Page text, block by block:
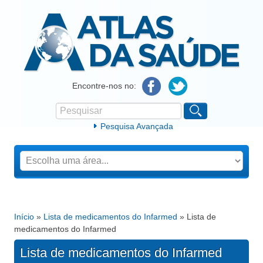
Atlas da SaúdeEncontre-nos no:
Formulário de procura
Pesquisar
Pesquisa Avançada
Está aqui
Início » Lista de medicamentos do Infarmed » Lista de
medicamentos do Infarmed
Lista de medicamentos do Infarmed